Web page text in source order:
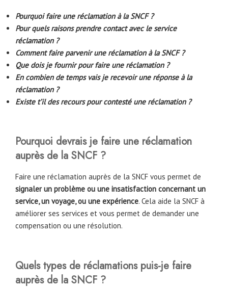
Pourquoi faire une réclamation à la SNCF ?
Pour quels raisons prendre contact avec le service
réclamation ?
Comment faire parvenir une réclamation à la SNCF ?
Que dois je fournir pour faire une réclamation ?
En combien de temps vais je recevoir une réponse à la
réclamation ?
Existe t’il des recours pour contesté une réclamation ?
Pourquoi devrais je faire une réclamation
auprès de la SNCF ?
Faire une réclamation auprès de la SNCF vous permet de
signaler un problème ou une insatisfaction concernant un
service, un voyage, ou une expérience. Cela aide la SNCF à
améliorer ses services et vous permet de demander une
compensation ou une résolution.
Quels types de réclamations puis-je faire
auprès de la SNCF ?